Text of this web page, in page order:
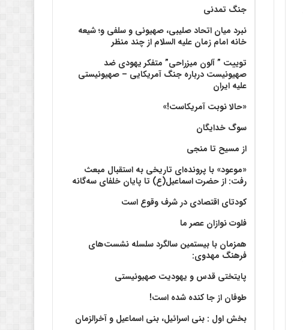
جنگ تمدنی
نبرد میان اتحاد صلیبی، صهیونی و سلفی و؛ شیعه
خانه امام زمان علیه السلام از چند منظر
توییت ” آلون میزراحی” متفکر یهودی ضد
صهیونیست درباره جنگ آمریکایی – صهیونیستی
علیه ایران
«حالا نوبت آمریکاست!»
سوگ خدایگان
از مسیح تا منجی
«موعود» با پرونده‌ای تاریخی به استقبال مبعث
رفت: از حضرت اسماعیل(ع) تا پایان خلفای سه‌گانه
کودتای اقتصادی در شرف وقوع است
فلوت نوازان عصر ما
همزمان با بیستمین سالگرد سلسله نشست‌های
فرهنگ مهدوی:‌
پایتختی قدس و یهودیت صهیونیستی
طوفان از جا کنده شده است!
بخش اول : بنی اسرائیل، بنی اسماعیل و آخرالزمان